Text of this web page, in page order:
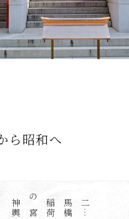
ら昭和へ
二
…
馬
橋
稲
荷
の
宮
神
輿